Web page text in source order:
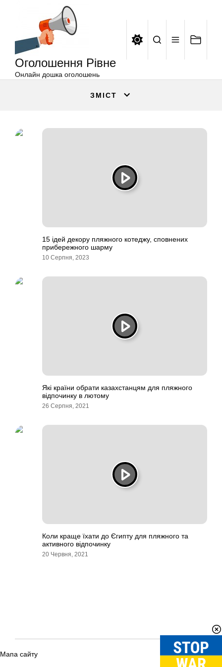
Оголошення Рівне
Онлайн дошка оголошень
ЗМІСТ
15 ідей декору пляжного котеджу, сповнених
прибережного шарму
10 Серпня, 2023
Які країни обрати казахстанцям для пляжного
відпочинку в лютому
26 Серпня, 2021
Коли краще їхати до Єгипту для пляжного та
активного відпочинку
20 Червня, 2021
Мапа сайту